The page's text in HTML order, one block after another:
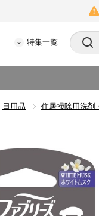
特集一覧
日用品 住居掃除用洗剤